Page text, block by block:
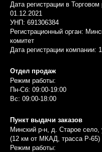
Дата регистрации в
01.12.2021
УНП: 691306384
Регистрационный орган:
комитет
Дата регистрации компании:
Отдел продаж
Режим работы:
Пн-Сб: 09:00-19:00
Вс: 09:00-18:00
Пункт выдачи заказов
Минский р-н, д. Старое
(12 км от МКАД, трасса P-65)
Режим работы: